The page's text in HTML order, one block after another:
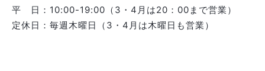
平 日：10:00-19:00（3・4月は20：00まで営業）
定休日：毎週木曜日（3・4月は木曜日も営業）